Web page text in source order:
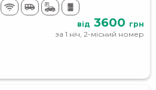
від 3600 грн
за 1 ніч, 2-місний номер